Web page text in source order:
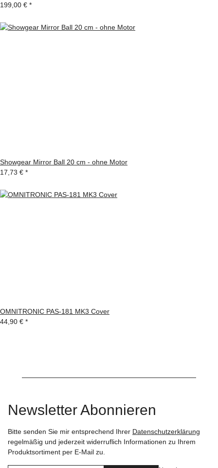
199,00 € *
Showgear Mirror Ball 20 cm - ohne Motor
17,73 € *
OMNITRONIC PAS-181 MK3 Cover
44,90 € *
Newsletter Abonnieren
Bitte senden Sie mir entsprechend Ihrer Datenschutzerklärung
regelmäßig und jederzeit widerruflich Informationen zu Ihrem
Produktsortiment per E-Mail zu.